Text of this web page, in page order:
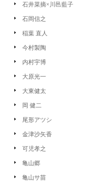
石井菜摘×川邑藍子
石岡信之
稲葉 直人
今村製陶
内村宇博
大原光一
大東健太
岡 健二
尾形アツシ
金津沙矢香
可児孝之
亀山郷
亀山サ苗